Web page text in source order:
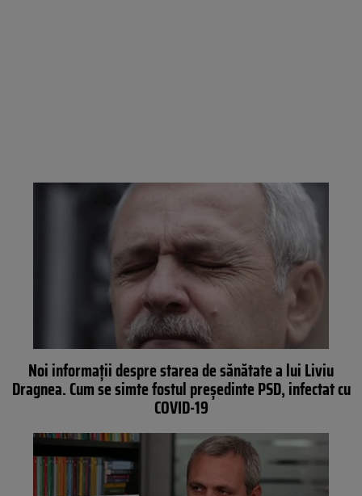
Noi informații despre starea de sănătate a lui Liviu
Dragnea. Cum se simte fostul președinte PSD, infectat cu
COVID-19